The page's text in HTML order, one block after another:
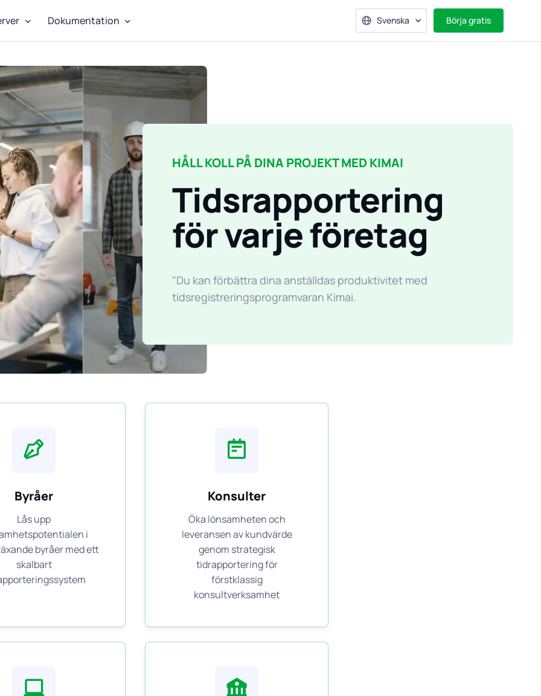
Dokumentation Svenska Börja gratis
HÅLL KOLL PÅ DINA PROJEKT MED KIMAI
Tidsrapportering
för varje företag
"Du kan förbättra dina anställdas produktivitet med
tidsregistreringsprogramvaran Kimai.
Byråer
Lås upp
i
byråer med ett
skalbart
Konsulter
Öka lönsamheten och
leveransen av kundvärde
genom strategisk
tidrapportering för
förstklassig
konsultverksamhet